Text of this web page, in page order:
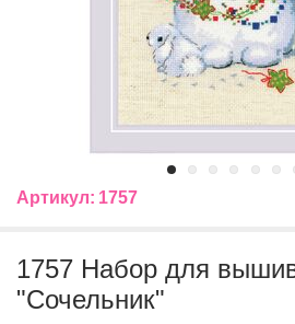
Артикул: 1757
1757 Набор для
"Сочельник"